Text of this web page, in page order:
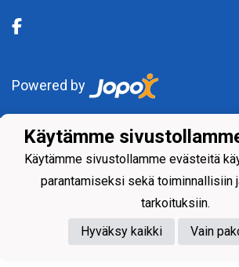
Powered by
Käytämme
Käytämme sivustollamme evästeitä
parantamiseksi sekä toiminnallisiin
tarkoituksiin.
Hyväksy kaikki
Vain